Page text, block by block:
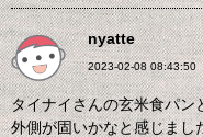
nyatte
2023-02-08 08:43:50
タイナイさんの玄米食パン
外側が固いかなと感じまし